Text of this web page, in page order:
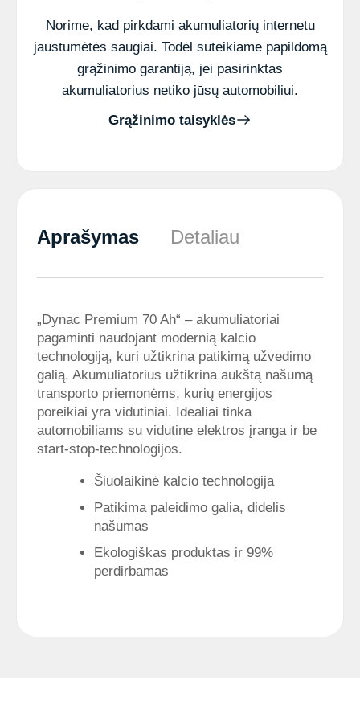
Norime, kad pirkdami akumuliatorių internetu
jaustumėtės saugiai. Todėl suteikiame papildomą
grąžinimo garantiją, jei pasirinktas
akumuliatorius netiko jūsų automobiliui.
Grąžinimo taisyklės
Aprašymas Detaliau
„Dynac Premium 70 Ah“ – akumuliatoriai
pagaminti naudojant modernią kalcio
technologiją, kuri užtikrina patikimą užvedimo
galią. Akumuliatorius užtikrina aukštą našumą
transporto priemonėms, kurių energijos
poreikiai yra vidutiniai. Idealiai tinka
automobiliams su vidutine elektros įranga ir be
start-stop-technologijos.
Šiuolaikinė kalcio technologija
Patikima paleidimo galia, didelis
našumas
Ekologiškas produktas ir 99%
perdirbamas